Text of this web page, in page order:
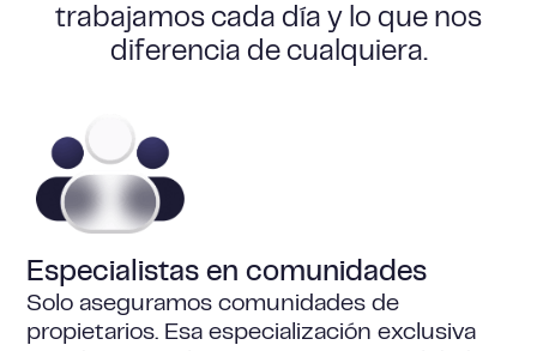
trabajamos cada día y lo que nos
diferencia de cualquiera.
Especialistas en comunidades
Solo aseguramos comunidades de
propietarios. Esa especialización exclusiva